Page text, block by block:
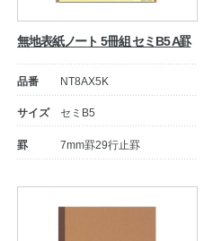
無地表紙ノート 5冊組 セミB5 A罫
品番 NT8AX5K
サイズ セミB5
罫 7mm罫29行止罫